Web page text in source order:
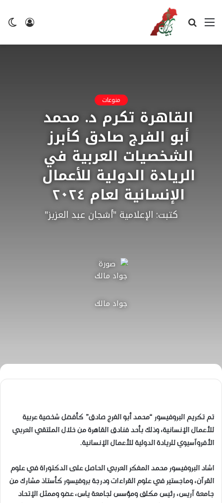
تسجيل
القائمة بحث
منوعات
القاهرة تكرم د. محمد
أبو الفرج صادق كأبرز
الشخصيات العربية في
الريادة الدولية للأعمال
الإنسانية لعام ٢٠٢٤
كتبت: الإعلامية "أشجان عبد العزيز"
جواد مالك
تم تكريم البروفيسور “محمد أبو الفرج صادق” كأفضل شخصية عربية
للأعمال الإنسانية، وذلك بأحد فنادق القاهرة من خلال الملتقي العربي
الأفروآسيوي للريادة الدولية للأعمال الإنسانية.
اشاد البروفيسور محمد المفكر العربي الحاصل على الدكتوراة في علوم
القرآن، وماجستير في علوم القراءات ودرجة بروفيسور كأستاذ مشارك من
جامعة آريس، رئيس مكلف ومؤسس لجامعة ياس، عضو وممثل الإتحاد